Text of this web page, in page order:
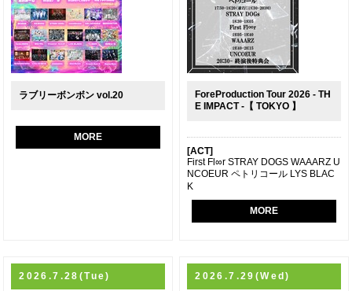
ラブリーボンボン vol.20
MORE
ForeProduction Tour 2026 - TH
E IMPACT -【 TOKYO 】
[ACT]
First Fl∞r STRAY DOGS WAAARZ U
NCOEUR ペトリコール LYS BLAC
K
MORE
2026.7.28(Tue) 2026.7.29(Wed)